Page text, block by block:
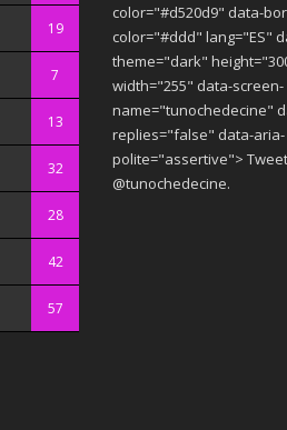
19
7
13
32
28
42
57
color="#d520d9" data-
color="#ddd" lang="ES"
theme="dark"
width="255" data-screen-
name="tunochedecine"
replies="false" data-aria-
polite="assertive">
@tunochedecine.